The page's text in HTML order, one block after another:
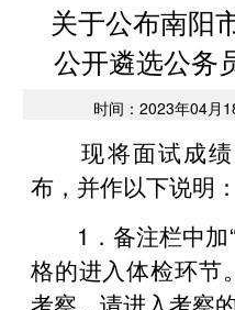
关于公布南阳
公开遴选公务
时间：2023年04月
现将面试成绩
布，并作以下说明：
1．备注栏中加
格的进入体检环节
考察，请进入考察